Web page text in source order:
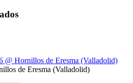
@ Hornillos de Eresma (Valladolid)
de Eresma (Valladolid)